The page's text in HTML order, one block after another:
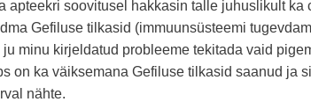
apteekri soovitusel hakkasin talle juhuslikult ka
Gefiluse tilkasid (immuunsüsteemi
minu kirjeldatud probleeme tekitada vaid
on ka väiksemana Gefiluse tilkasid saanud ja
nähte.